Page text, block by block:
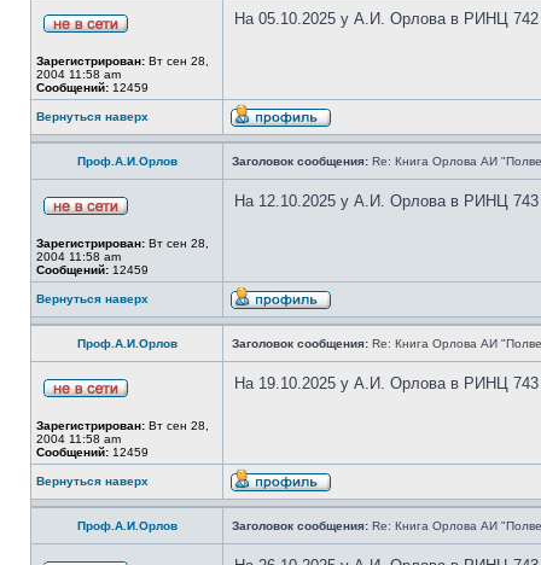
Зарегистрирован: Вт сен 28,
2004 11:58 am
Сообщений: 12459
На 05.10.2025 у А.И. Орлова в РИНЦ 742
Вернуться наверх
Проф.А.И.Орлов Заголовок сообщения: Re: Книга Орлова АИ
Зарегистрирован: Вт сен 28,
2004 11:58 am
Сообщений: 12459
На 12.10.2025 у А.И. Орлова в РИНЦ 743
Вернуться наверх
Проф.А.И.Орлов Заголовок сообщения: Re: Книга Орлова АИ
Зарегистрирован: Вт сен 28,
2004 11:58 am
Сообщений: 12459
На 19.10.2025 у А.И. Орлова в РИНЦ 743
Вернуться наверх
Проф.А.И.Орлов Заголовок сообщения: Re: Книга Орлова АИ